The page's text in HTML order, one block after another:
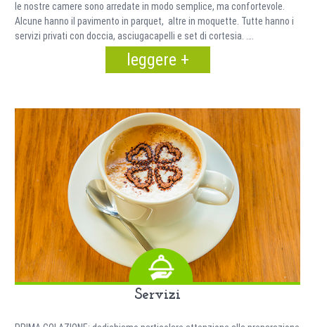
le nostre camere sono arredate in modo semplice, ma confortevole.
Alcune hanno il pavimento in parquet, altre in moquette. Tutte hanno i
servizi privati con doccia, asciugacapelli e set di cortesia. ….
leggere +
Servizi